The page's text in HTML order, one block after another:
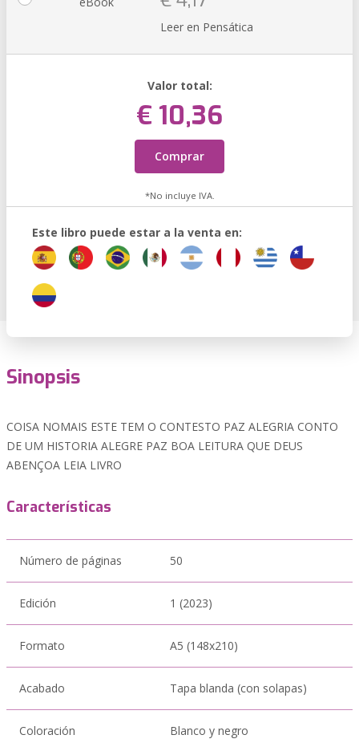
Leer en Pensática
Valor total:
€ 10,36
Comprar
*No incluye IVA.
Este libro puede estar a la venta en:
Sinopsis
COISA NOMAIS ESTE TEM O CONTESTO PAZ ALEGRIA CONTO
DE UM HISTORIA ALEGRE PAZ BOA LEITURA QUE DEUS
ABENÇOA LEIA LIVRO
Características
Número de páginas 50
Edición 1 (2023)
Formato A5 (148x210)
Acabado Tapa blanda (con solapas)
Coloración Blanco y negro